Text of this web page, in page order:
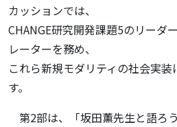
カッションでは、
CHANGE研究開発課題5のリーダ
レーターを務め、
これら新規モダリティの社会実
す。
第2部は、「坂田薫先生と語ろ